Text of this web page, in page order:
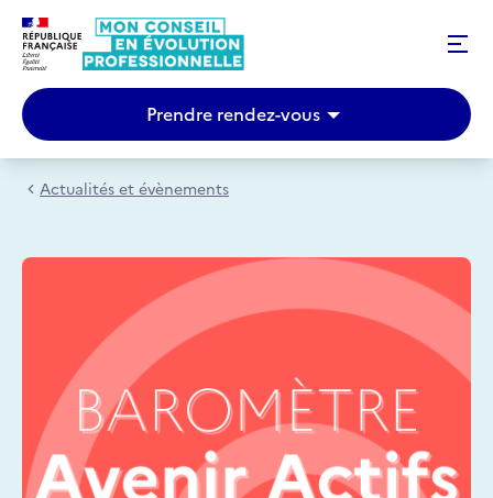
Prendre rendez-vous
Actualités et évènements